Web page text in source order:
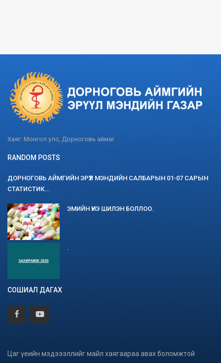
Хаяг: Монгол улс, Дорноговь аймаг
RANDOM POSTS
ДОРНОГОВЬ АЙМГИЙН ЭРҮҮЛ МЭНДИЙН САЛБАРЫН 01-07 САРЫН
СТАТИСТИК...
ЭМИЙН ҮНЭ ШИЛЭН БОЛЛОО.
.
СОШИАЛ ДАГАХ
Цаг үеийн мэдэээллийг майл хаягаараа авах боломжтой